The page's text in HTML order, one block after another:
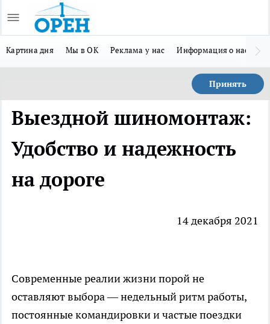
Картина дня Мы в ОК Реклама у нас Информация о нас
Принять
Выездной шиномонтаж:
Удобство и надежность
на дороге
14 декабря 2021
Современные реалии жизни порой не
оставляют выбора — недельный ритм работы,
постоянные командировки и частые поездки